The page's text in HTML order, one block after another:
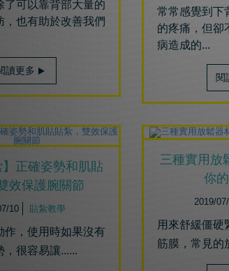
了可以靠背部大量的
，也有助於改善我們
讀更多
常常感覺到下
的疼痛，但卻
病造成的...
閱
】正確姿勢和肌貼
效保護腕關節
10 貼紮教學
作，使用時如果沒有
，很容易讓......
三種實用放
你
2019/
用來舒緩僵硬
筋膜，常見的